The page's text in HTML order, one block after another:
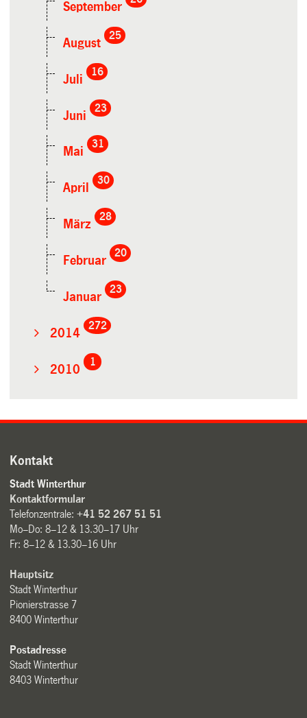
September
August
25
Juli
16
Juni
23
Mai
31
April
30
März
28
Februar
20
Januar
23
2014
272
2010
1
Kontakt
Stadt Winterthur
Kontaktformular
Telefonzentrale:+41 52 267 51 51
Mo–Do: 8–12 & 13.30–17 Uhr
Fr: 8–12 & 13.30–16 Uhr
Hauptsitz
Stadt Winterthur
Pionierstrasse 7
8400 Winterthur
Postadresse
Stadt Winterthur
8403 Winterthur